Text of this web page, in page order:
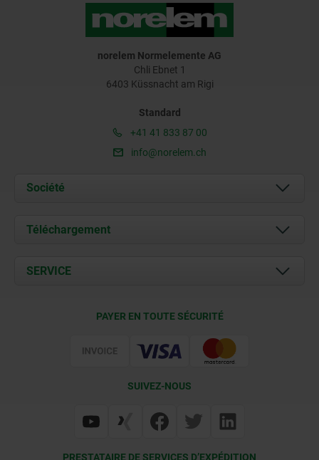
norelem Normelemente AG
Chli Ebnet 1
6403 Küssnacht am Rigi
Standard
+41 41 833 87 00
info@norelem.ch
Société
À propos de nous
Contact
Téléchargement
Documents
SERVICE
PAYER EN TOUTE SÉCURITÉ
SUIVEZ-NOUS
PRESTATAIRE DE SERVICES D’EXPÉDITION